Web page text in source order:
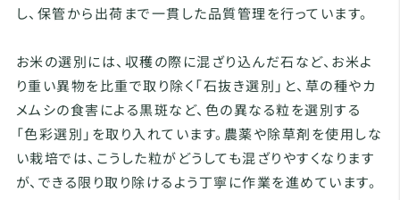
し、保管から出荷まで一貫した品質管理を行っています。
お米の選別には、収穫の際に混ざり込んだ石など、お米よ
り重い異物を比重で取り除く「石抜き選別」と、草の種やカ
メムシの食害による黒斑など、色の異なる粒を選別する
「色彩選別」を取り入れています。農薬や除草剤を使用しな
い栽培では、こうした粒がどうしても混ざりやすくなります
が、できる限り取り除けるよう丁寧に作業を進めています。